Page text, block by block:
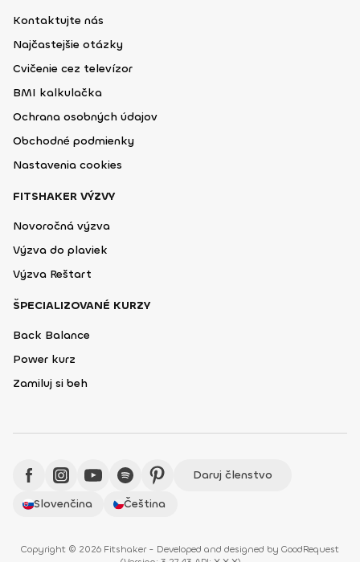
Kontaktujte nás
Najčastejšie otázky
Cvičenie cez televízor
BMI kalkulačka
Ochrana osobných údajov
Obchodné podmienky
Nastavenia cookies
FITSHAKER VÝZVY
Novoročná výzva
Výzva do plaviek
Výzva Reštart
ŠPECIALIZOVANÉ KURZY
Back Balance
Power kurz
Zamiluj si beh
Daruj členstvo
Slovenčina
Čeština
Copyright © 2026 Fitshaker - Developed and designed by GoodRequest